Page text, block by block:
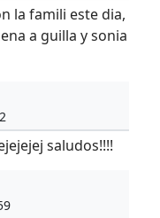
la famili este dia,
a guilla y sonia
saludos!!!!